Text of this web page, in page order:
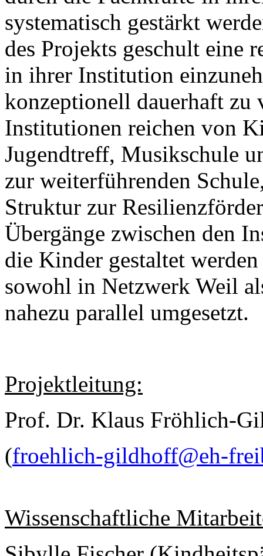
systematisch gestärkt
des Projekts geschult eine
in ihrer Institution
konzeptionell dauerhaft zu
Institutionen reichen von
Jugendtreff, Musikschule
zur weiterführenden
Struktur zur
Übergänge zwischen den
die Kinder gestaltet
sowohl in Netzwerk Weil
nahezu parallel umgesetzt.
Projektleitung:
Prof. Dr. Klaus Fröhlich-
(froehlich-gildhoff@eh-
Wissenschaftliche